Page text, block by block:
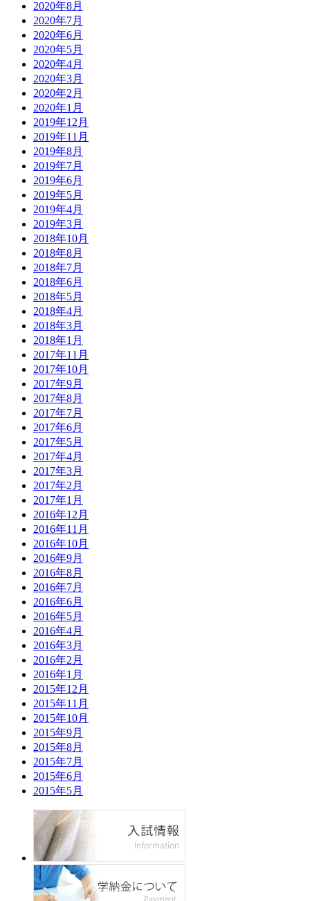
2020年8月
2020年7月
2020年6月
2020年5月
2020年4月
2020年3月
2020年2月
2020年1月
2019年12月
2019年11月
2019年8月
2019年7月
2019年6月
2019年5月
2019年4月
2019年3月
2018年10月
2018年8月
2018年7月
2018年6月
2018年5月
2018年4月
2018年3月
2018年1月
2017年11月
2017年10月
2017年9月
2017年8月
2017年7月
2017年6月
2017年5月
2017年4月
2017年3月
2017年2月
2017年1月
2016年12月
2016年11月
2016年10月
2016年9月
2016年8月
2016年7月
2016年6月
2016年5月
2016年4月
2016年3月
2016年2月
2016年1月
2015年12月
2015年11月
2015年10月
2015年9月
2015年8月
2015年7月
2015年6月
2015年5月